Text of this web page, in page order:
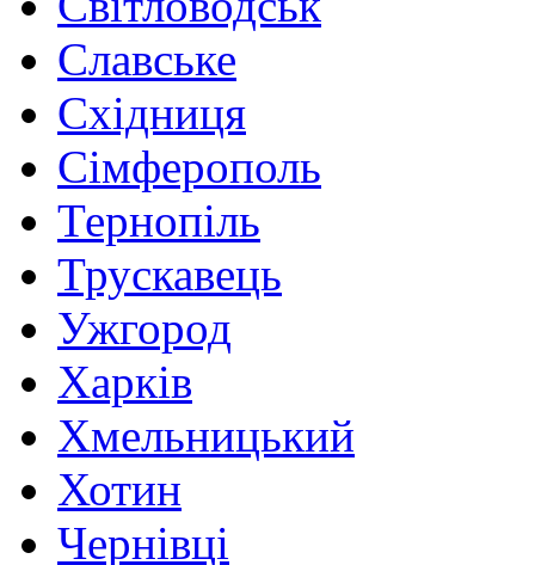
Славське
Східниця
Сімферополь
Тернопіль
Трускавець
Ужгород
Харків
Хмельницький
Хотин
Чернівці